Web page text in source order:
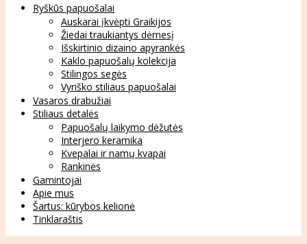
Ryškūs papuošalai
Auskarai įkvėpti Graikijos
Žiedai traukiantys dėmesį
Išskirtinio dizaino apyrankės
Kaklo papuošalų kolekcija
Stilingos segės
Vyriško stiliaus papuošalai
Vasaros drabužiai
Stiliaus detalės
Papuošalų laikymo dėžutės
Interjero keramika
Kvepalai ir namų kvapai
Rankinės
Gamintojai
Apie mus
Šartus: kūrybos kelionė
Tinklaraštis